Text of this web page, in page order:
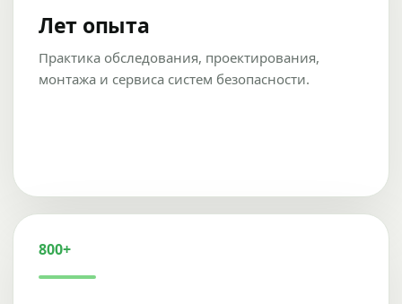
Лет опыта
Практика обследования, проектирования,
монтажа и сервиса систем безопасности.
800+